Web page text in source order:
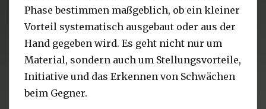
Phase bestimmen maßgeblich, ob ein kleiner
Vorteil systematisch ausgebaut oder aus der
Hand gegeben wird. Es geht nicht nur um
Material, sondern auch um Stellungsvorteile,
Initiative und das Erkennen von Schwächen
beim Gegner.